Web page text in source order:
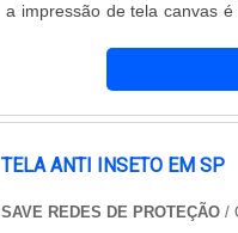
a impressão de tela canvas
semelhante às telas de
TELA ANTI INSETO EM SP
SAVE REDES DE PROTEÇÃO/